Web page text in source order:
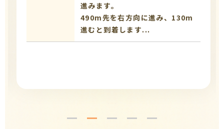
進みます。
490m先を右方向に進み、130m
進むと到着します...